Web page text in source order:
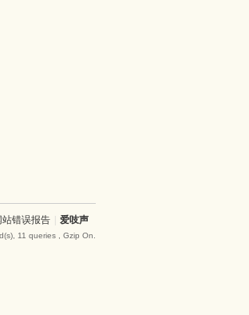
站错误报告 爱吱声
11 queries , Gzip On.